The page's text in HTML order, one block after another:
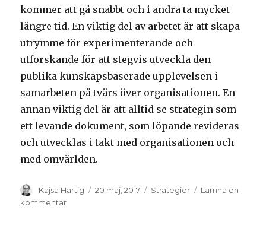
kommer att gå snabbt och i andra ta mycket
längre tid. En viktig del av arbetet är att skapa
utrymme för experimenterande och
utforskande för att stegvis utveckla den
publika kunskapsbaserade upplevelsen i
samarbeten på tvärs över organisationen. En
annan viktig del är att alltid se strategin som
ett levande dokument, som löpande revideras
och utvecklas i takt med organisationen och
med omvärlden.
Författare
Kajsa Hartig Postat
20 maj, 2017 Kategorier
Strategier
Lämna en
kommentar